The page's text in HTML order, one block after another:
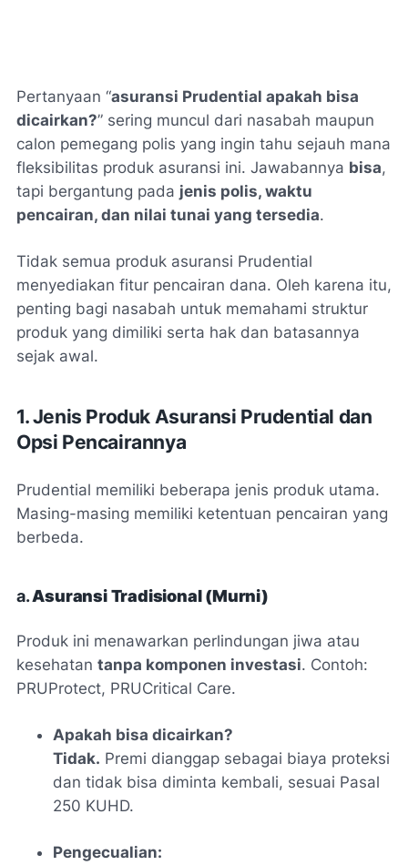
Pertanyaan “asuransi Prudential apakah bisa
dicairkan?” sering muncul dari nasabah maupun
calon pemegang polis yang ingin tahu sejauh mana
fleksibilitas produk asuransi ini. Jawabannya bisa,
tapi bergantung pada jenis polis, waktu
pencairan, dan nilai tunai yang tersedia.
Tidak semua produk asuransi Prudential
menyediakan fitur pencairan dana. Oleh karena itu,
penting bagi nasabah untuk memahami struktur
produk yang dimiliki serta hak dan batasannya
sejak awal.
1. Jenis Produk Asuransi Prudential dan
Opsi Pencairannya
Prudential memiliki beberapa jenis produk utama.
Masing-masing memiliki ketentuan pencairan yang
berbeda.
a.Asuransi Tradisional (Murni)
Produk ini menawarkan perlindungan jiwa atau
kesehatan tanpa komponen investasi. Contoh:
PRUProtect, PRUCritical Care.
Apakah bisa dicairkan?
Tidak. Premi dianggap sebagai biaya proteksi
dan tidak bisa diminta kembali, sesuai Pasal
250 KUHD.
Pengecualian: